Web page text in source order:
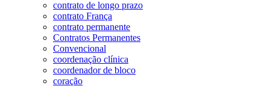
contrato de longo prazo
contrato França
contrato permanente
Contratos Permanentes
Convencional
coordenação clínica
coordenador de bloco
coração